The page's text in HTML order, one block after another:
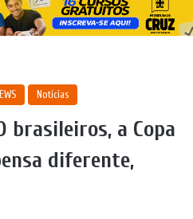
Notícias
brasileiros, a Copa
diferente,